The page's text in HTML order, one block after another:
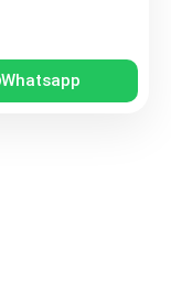
Whatsapp